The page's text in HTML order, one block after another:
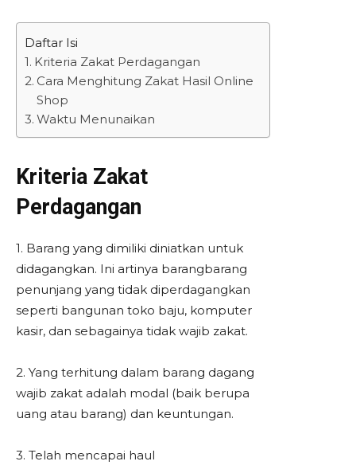
Daftar Isi
Kriteria Zakat Perdagangan
Cara Menghitung Zakat Hasil Online
Shop
Waktu Menunaikan
Kriteria Zakat
Perdagangan
1. Barang yang dimiliki diniatkan untuk
didagangkan. Ini artinya barangbarang
penunjang yang tidak diperdagangkan
seperti bangunan toko baju, komputer
kasir, dan sebagainya tidak wajib zakat.
2. Yang terhitung dalam barang dagang
wajib zakat adalah modal (baik berupa
uang atau barang) dan keuntungan.
3. Telah mencapai haul